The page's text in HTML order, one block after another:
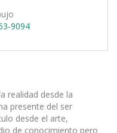
9094
realidad desde la
presente del ser
desde el arte,
de conocimiento pero